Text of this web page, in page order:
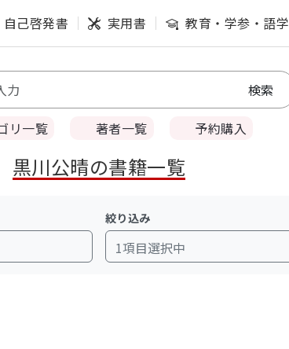
自己啓発書 実用書 教育・学参・語学
リ一覧 著者一覧 予約購入
黒川公晴の書籍一覧
絞り込み
1項目選択中